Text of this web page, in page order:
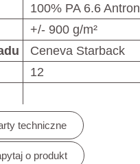
100% PA 6.6 Antron
+/- 900 g/m²
Ceneva Starback
12
techniczne
o produkt